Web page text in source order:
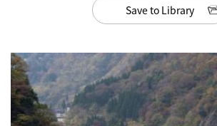
Save to Library